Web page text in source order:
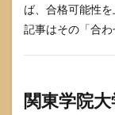
不安
への
向き
Fラン
ば、合格可能性
記事はその「合わ
関東学院